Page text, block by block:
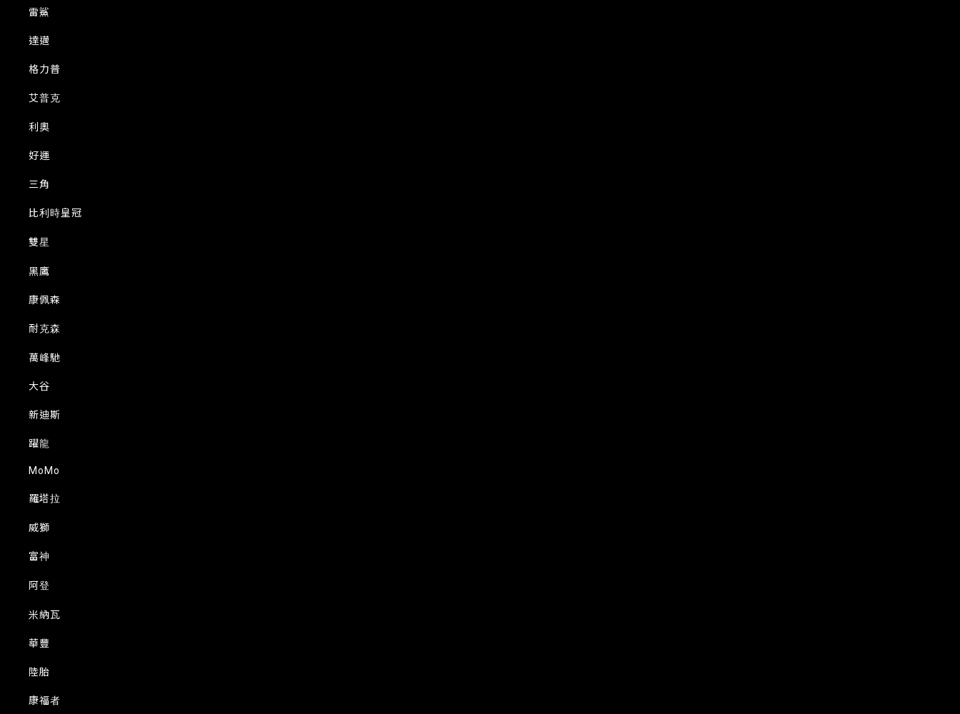
雷鯊
達邁
格力普
艾普克
利奧
好運
三角
比利時皇冠
雙星
黑鷹
康佩森
耐克森
萬峰馳
大谷
新迪斯
躍龍
MoMo
羅塔拉
威獅
富神
阿登
米納瓦
華豐
陸胎
康福者